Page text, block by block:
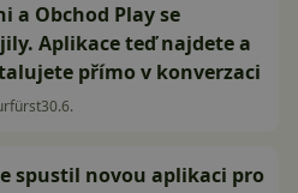
a Obchod Play se
Aplikace teď najdete a
přímo v konverzaci
30.6.
spustil novou aplikaci pro